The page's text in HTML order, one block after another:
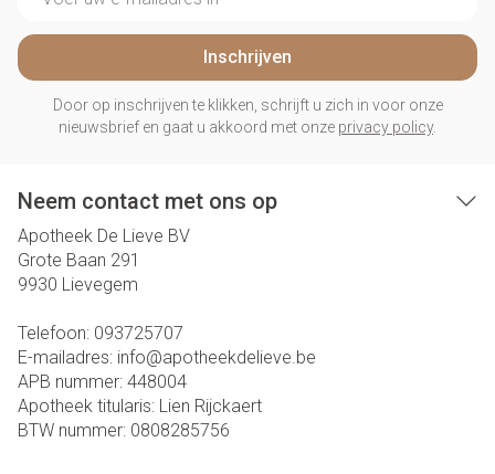
Inschrijven
Door op inschrijven te klikken, schrijft u zich in voor onze
nieuwsbrief en gaat u akkoord met onze privacy policy.
Neem contact met ons op
Apotheek De Lieve BV
Grote Baan 291
9930 Lievegem
Telefoon: 093725707
E-mailadres: info@apotheekdelieve.be
APB nummer: 448004
Apotheek titularis: Lien Rijckaert
BTW nummer: 0808285756